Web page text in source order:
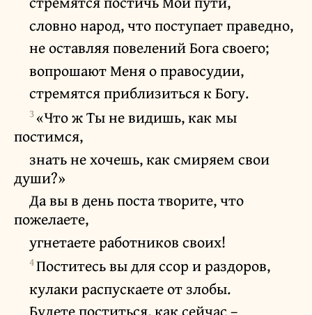
словно народ, что поступает праведно,
не оставляя повелений Бога своего;
вопрошают Меня о правосудии,
стремятся приблизиться к Богу.
3«Что ж Ты не видишь, как мы
постимся,
знать не хочешь, как смиряем свои
души?»
Да вы в день поста творите, что
пожелаете,
угнетаете работников своих!
4Поститесь вы для ссор и раздоров,
кулаки распускаете от злобы.